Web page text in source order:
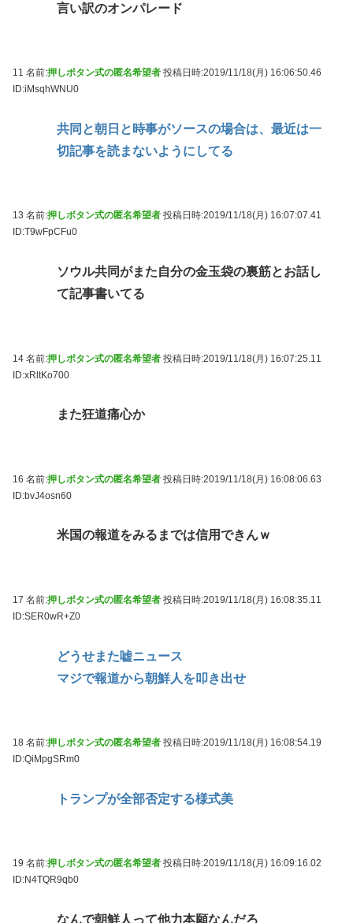
言い訳のオンパレード
11 名前:押しボタン式の匿名希望者 投稿日時:2019/11/18(月) 16:06:50.46
ID:iMsqhWNU0
共同と朝日と時事がソースの場合は、最近は一
切記事を読まないようにしてる
13 名前:押しボタン式の匿名希望者 投稿日時:2019/11/18(月) 16:07:07.41
ID:T9wFpCFu0
ソウル共同がまた自分の金玉袋の裏筋とお話し
て記事書いてる
14 名前:押しボタン式の匿名希望者 投稿日時:2019/11/18(月) 16:07:25.11
ID:xRltKo700
また狂道痛心か
16 名前:押しボタン式の匿名希望者 投稿日時:2019/11/18(月) 16:08:06.63
ID:bvJ4osn60
米国の報道をみるまでは信用できんｗ
17 名前:押しボタン式の匿名希望者 投稿日時:2019/11/18(月) 16:08:35.11
ID:SER0wR+Z0
どうせまた嘘ニュース
マジで報道から朝鮮人を叩き出せ
18 名前:押しボタン式の匿名希望者 投稿日時:2019/11/18(月) 16:08:54.19
ID:QiMpgSRm0
トランプが全部否定する様式美
19 名前:押しボタン式の匿名希望者 投稿日時:2019/11/18(月) 16:09:16.02
ID:N4TQR9qb0
なんで朝鮮人って他力本願なんだろ